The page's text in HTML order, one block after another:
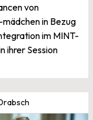
von
in Bezug
im MINT-
ihrer Session